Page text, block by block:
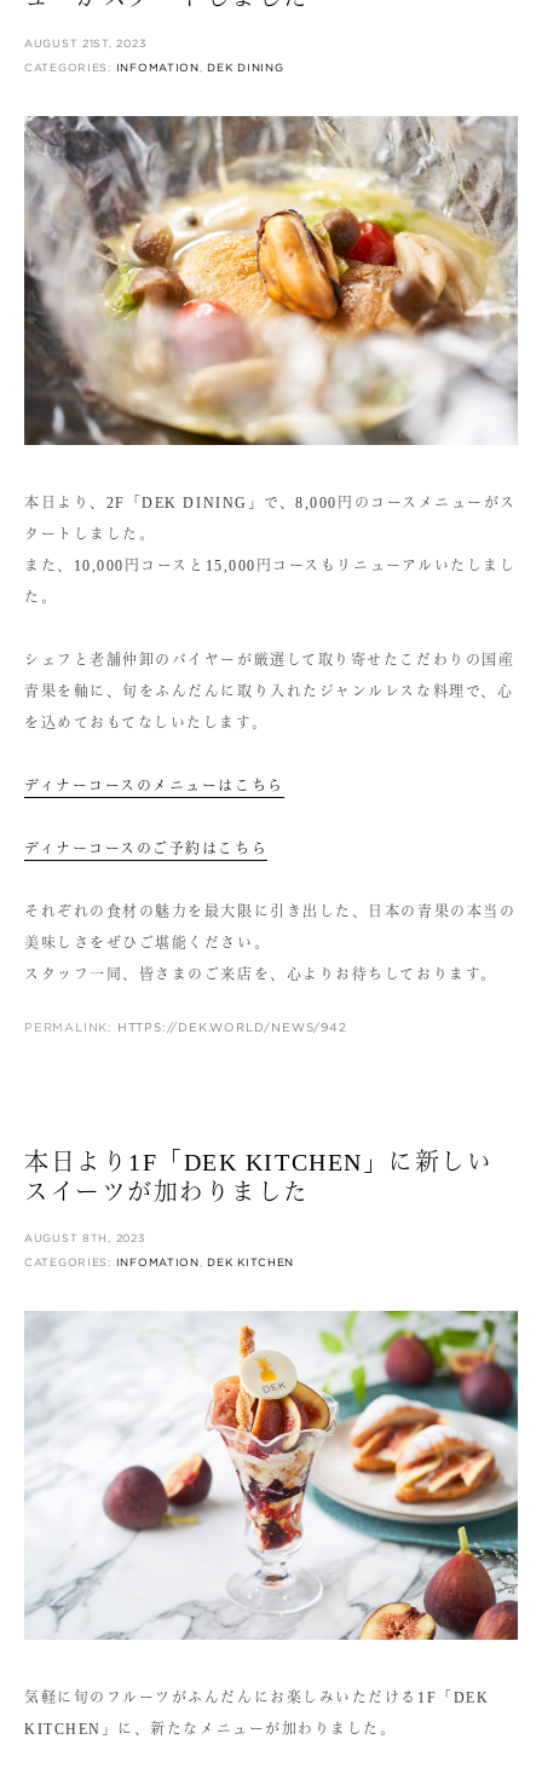
AUGUST 21ST, 2023
CATEGORIES: INFOMATION ,DEK DINING
本日より、2F「DEK DINING」で、8,000円のコースメニューがス
タートしました。
また、10,000円コースと15,000円コースもリニューアルいたしまし
た。
シェフと老舗仲卸のバイヤーが厳選して取り寄せたこだわりの国産
青果を軸に、旬をふんだんに取り入れたジャンルレスな料理で、心
を込めておもてなしいたします。
ディナーコースのメニューはこちら
ディナーコースのご予約はこちら
それぞれの食材の魅力を最大限に引き出した、日本の青果の本当の
美味しさをぜひご堪能ください。
スタッフ一同、皆さまのご来店を、心よりお待ちしております。
PERMALINK: HTTPS://DEK.WORLD/NEWS/942
本日より1F「DEK KITCHEN」に新しい
スイーツが加わりました
AUGUST 8TH, 2023
CATEGORIES: INFOMATION ,DEK KITCHEN
気軽に旬のフルーツがふんだんにお楽しみいただける1F「DEK
KITCHEN」に、新たなメニューが加わりました。